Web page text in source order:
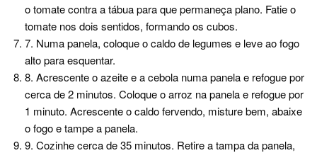
o tomate contra a tábua para que permaneça plano. Fatie o
tomate nos dois sentidos, formando os cubos.
7. Numa panela, coloque o caldo de legumes e leve ao fogo
alto para esquentar.
8. Acrescente o azeite e a cebola numa panela e refogue por
cerca de 2 minutos. Coloque o arroz na panela e refogue por
1 minuto. Acrescente o caldo fervendo, misture bem, abaixe
o fogo e tampe a panela.
9. Cozinhe cerca de 35 minutos. Retire a tampa da panela,